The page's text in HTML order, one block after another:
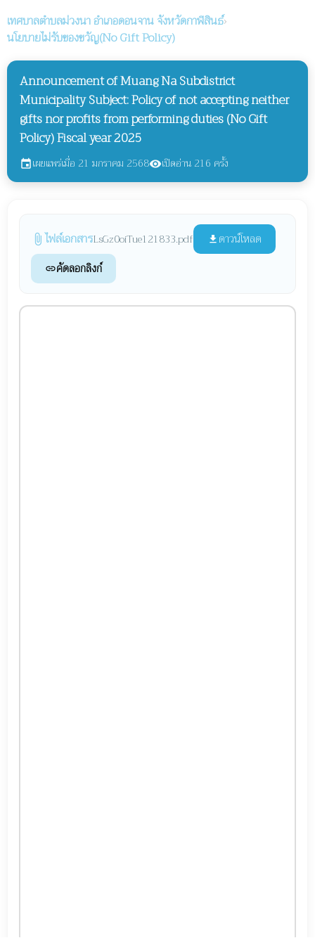
เทศบาลตำบลม่วงนาอำเภอดอนจาน จังหวัดกาฬสินธ์›
นโยบายไม่รับของขวัญ(No Gift Policy)
Announcement of Muang Na Subdistrict
Municipality Subject: Policy of not accepting neither
gifts nor profits from performing duties (No Gift
Policy) Fiscal year 2025
eventเผยแพร่เมื่อ 21 มกราคม 2568visibilityเปิดอ่าน 216 ครั้ง
attach_file ไฟล์เอกสารLsGz0oiTue121833.pdf file_download ดาวน์โหลด
linkคัดลอกลิงก์